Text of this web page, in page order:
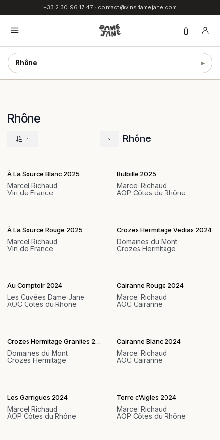
+33 2 30 96 17 47 · contact@vinsdamejane.com
Rhône ▸
Rhône
Rhône
À La Source Blanc 2025
Marcel Richaud
Vin de France
Bulbille 2025
Marcel Richaud
AOP Côtes du Rhône
À La Source Rouge 2025
Marcel Richaud
Vin de France
Crozes Hermitage Vedias 2024
Domaines du Mont
Crozes Hermitage
Au Comptoir 2024
Les Cuvées Dame Jane
AOC Côtes du Rhône
Cairanne Rouge 2024
Marcel Richaud
AOC Cairanne
Crozes Hermitage Granites 2023
Domaines du Mont
Crozes Hermitage
Cairanne Blanc 2024
Marcel Richaud
AOC Cairanne
Les Garrigues 2024
Marcel Richaud
AOP Côtes du Rhône
Terre d'Aigles 2024
Marcel Richaud
AOP Côtes du Rhône